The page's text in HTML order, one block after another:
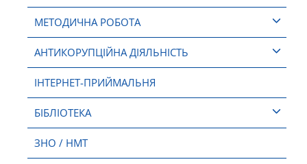
МЕТОДИЧНА РОБОТА
АНТИКОРУПЦІЙНА ДІЯЛЬНІСТЬ
ІНТЕРНЕТ-ПРИЙМАЛЬНЯ
БІБЛІОТЕКА
ЗНО / НМТ